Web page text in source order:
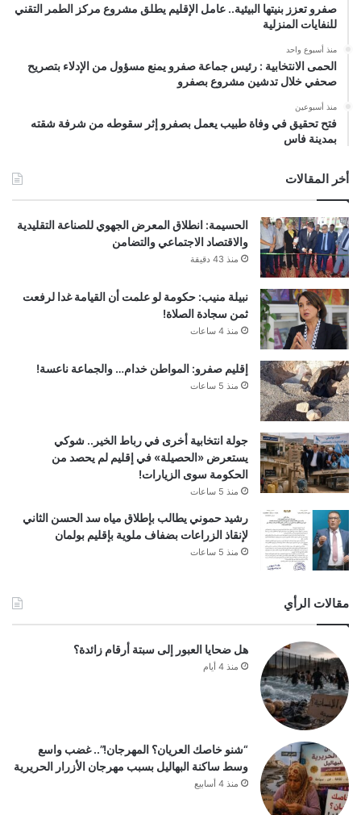
صفرو تعزز بنيتها البيئية.. عامل الإقليم يطلق مشروع مركز الطمر التقني
للنفايات المنزلية
منذ أسبوع واحد
الحمى الانتخابية : رئيس جماعة صفرو يمنع مسؤول من الإدلاء بتصريح
صحفي خلال تدشين مشروع بصفرو
منذ أسبوعين
فتح تحقيق في وفاة طبيب يعمل بصفرو إثر سقوطه من شرفة شقته
بمدينة فاس
أخر المقالات
الحسيمة: انطلاق المعرض الجهوي للصناعة التقليدية
والاقتصاد الاجتماعي والتضامن
منذ 43 دقيقة
نبيلة منيب: حكومة لو علمت أن القيامة غدا لرفعت
ثمن سجادة الصلاة!
منذ 4 ساعات
إقليم صفرو: المواطن خدام… والجماعة ناعسة!
منذ 5 ساعات
جولة انتخابية أخرى في رباط الخير.. شوكي
يستعرض «الحصيلة» في إقليم لم يحصد من
الحكومة سوى الزيارات!
منذ 5 ساعات
رشيد حموني يطالب بإطلاق مياه سد الحسن الثاني
لإنقاذ الزراعات بضفاف ملوية بإقليم بولمان
منذ 5 ساعات
مقالات الرأي
هل ضحايا العبور إلى سبتة أرقام زائدة؟
منذ 4 أيام
“شنو خاصك العريان؟ المهرجان!”.. غضب واسع
وسط ساكنة البهاليل بسبب مهرجان الأزرار الحريرية
منذ 4 أسابيع